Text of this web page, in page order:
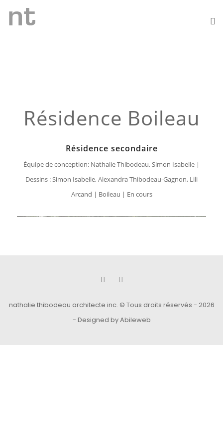
Résidence Boileau
Résidence secondaire
Équipe de conception: Nathalie Thibodeau, Simon Isabelle |
Dessins : Simon Isabelle, Alexandra Thibodeau-Gagnon, Lili
Arcand | Boileau | En cours
nathalie thibodeau architecte inc. © Tous droits réservés - 2026
- Designed by Abileweb